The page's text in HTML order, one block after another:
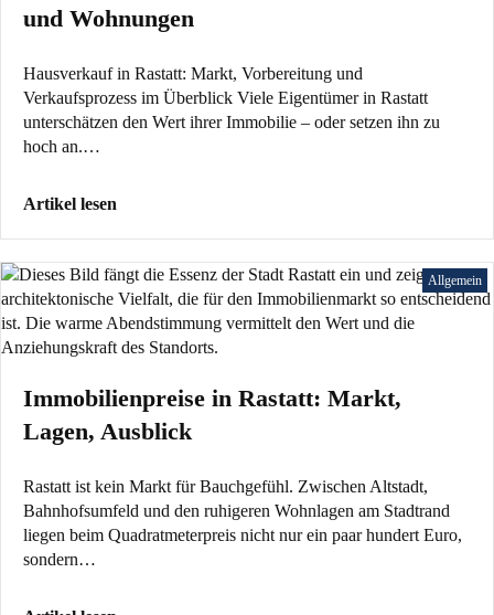
und Wohnungen
Hausverkauf in Rastatt: Markt, Vorbereitung und
Verkaufsprozess im Überblick Viele Eigentümer in Rastatt
unterschätzen den Wert ihrer Immobilie – oder setzen ihn zu
hoch an.…
Artikel lesen
Allgemein
Immobilienpreise in Rastatt: Markt,
Lagen, Ausblick
Rastatt ist kein Markt für Bauchgefühl. Zwischen Altstadt,
Bahnhofsumfeld und den ruhigeren Wohnlagen am Stadtrand
liegen beim Quadratmeterpreis nicht nur ein paar hundert Euro,
sondern…